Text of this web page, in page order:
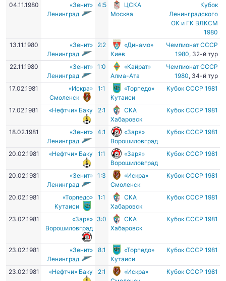
04.11.1980
«Зенит»
Ленинград
4:5
ЦСКА
Москва
Кубок
Ленинградского
ОК и ГК ВЛКСМ
1980
13.11.1980
«Зенит»
Ленинград
2:2
«Динамо»
Киев
Чемпионат СССР
1980, 32-й тур
22.11.1980
«Зенит»
Ленинград
1:0
«Кайрат»
Алма-Ата
Чемпионат СССР
1980, 34-й тур
17.02.1981
«Искра»
Смоленск
1:1
«Торпедо»
Кутаиси
Кубок СССР 1981
17.02.1981 «Нефтчи» Баку 2:1
СКА
Хабаровск
Кубок СССР 1981
18.02.1981
«Зенит»
Ленинград
4:1
«Заря»
Ворошиловград
Кубок СССР 1981
20.02.1981 «Нефтчи» Баку 1:1
«Заря»
Ворошиловград
Кубок СССР 1981
20.02.1981
«Зенит»
Ленинград
1:3
«Искра»
Смоленск
Кубок СССР 1981
20.02.1981
«Торпедо»
Кутаиси
1:1
СКА
Хабаровск
Кубок СССР 1981
23.02.1981
«Заря»
Ворошиловград
3:0
СКА
Хабаровск
Кубок СССР 1981
23.02.1981
«Зенит»
Ленинград
8:1
«Торпедо»
Кутаиси
Кубок СССР 1981
23.02.1981 «Нефтчи» Баку 2:1
«Искра»
Кубок СССР 1981